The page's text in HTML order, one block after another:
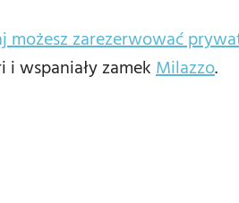
możesz zarezerwować
wspaniały zamekMilazzo.